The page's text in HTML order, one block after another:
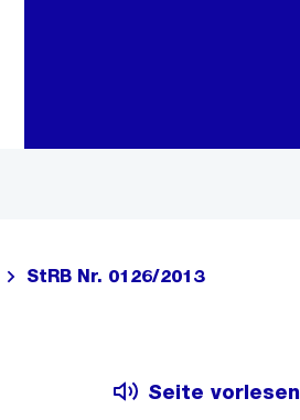
StRB Nr. 0126/2013
Seite vorlesen